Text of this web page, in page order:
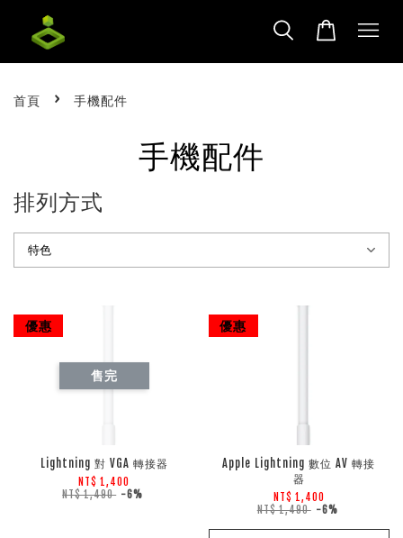
首頁 › 手機配件
手機配件
排列方式
優惠
售完
Lightning 對 VGA 轉接器
NT$ 1,400
NT$ 1,490 -6%
優惠
Apple Lightning 數位 AV 轉接
器
NT$ 1,400
NT$ 1,490 -6%